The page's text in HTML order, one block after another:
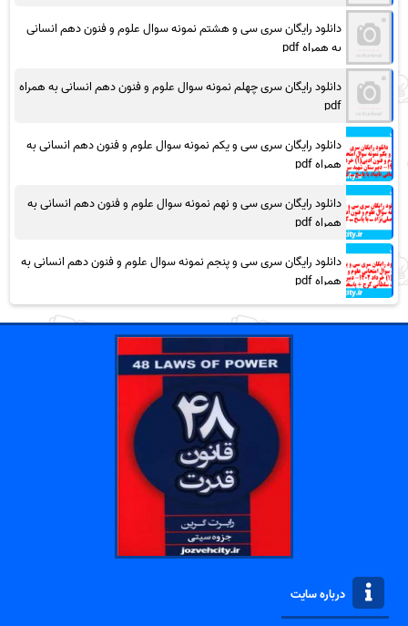
دانلود رایگان سری سی و هشتم نمونه سوال علوم و فنون دهم انسانی
به همراه pdf
دانلود رایگان سری چهلم نمونه سوال علوم و فنون دهم انسانی به همراه
pdf
دانلود رایگان سری سی و یکم نمونه سوال علوم و فنون دهم انسانی به
همراه pdf
دانلود رایگان سری سی و نهم نمونه سوال علوم و فنون دهم انسانی به
همراه pdf
دانلود رایگان سری سی و پنجم نمونه سوال علوم و فنون دهم انسانی به
همراه pdf
درباره سایت